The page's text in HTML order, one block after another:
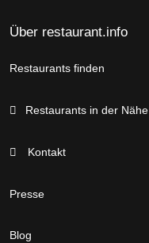
Über restaurant.info
Restaurants finden
Restaurants in der Nähe
Kontakt
Presse
Blog